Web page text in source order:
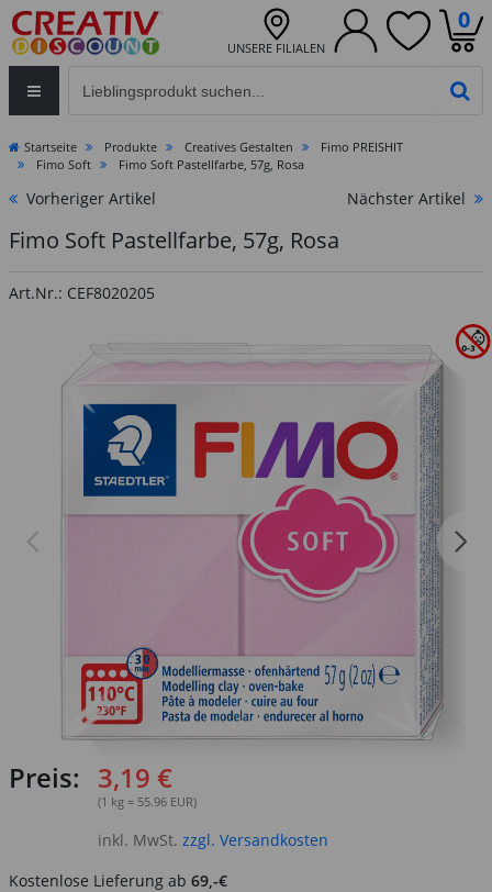
UNSERE FILIALEN
0
Startseite Produkte Creatives Gestalten
Fimo PREISHIT
Fimo Soft
Fimo Soft Pastellfarbe, 57g, Rosa
Vorheriger Artikel Nächster Artikel
Fimo Soft Pastellfarbe, 57g, Rosa
Art.Nr.: CEF8020205
Preis: 3,19 €
(1 kg = 55.96 EUR)
inkl. MwSt. zzgl. Versandkosten
Kostenlose Lieferung ab 69,-€